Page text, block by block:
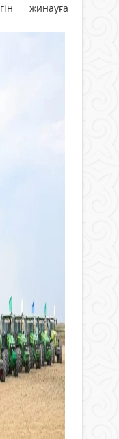
жинауға